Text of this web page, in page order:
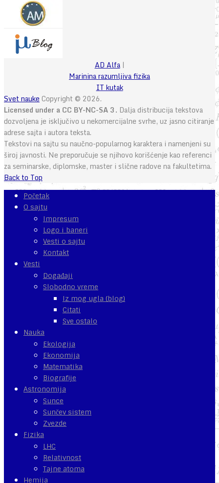
AD Alfa|
Marinina razumljiva fizika
IT kutak
Svet nauke Copyright © 2026.
Licensed under a CC BY-NC-SA 3. Dalja distribucija tekstova
dozvoljena je isključivo u nekomercijalne svrhe, uz jasno citiranje
adrese sajta i autora teksta.
Tekstovi na sajtu su naučno-popularnog karaktera i namenjeni su
široj javnosti. Ne preporučuje se njihovo korišćenje kao referenci
za seminarske, diplomske, master i slične radove na fakultetima.
Back to Top
Početak
O sajtu
Impresum
Logo i baneri
Vesti o sajtu
Kontakt
Vesti
Događaji
Slobodno vreme
Iz mog ugla (blog)
Citati
Sve ostalo
Nauka
Ekologija
Ekonomija
Matematika
Biografije
Astronomija
Sunce
Sunčev sistem
Zvezde
Fizika
LHC
Relativnost
Tajne atoma
Hemija